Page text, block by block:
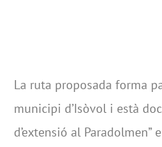
La ruta proposada forma
municipi d’Isòvol i està
d’extensió al Paradolmen”